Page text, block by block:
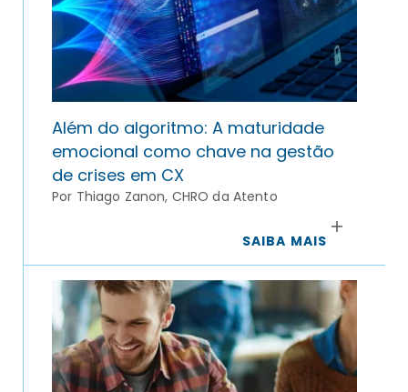
Além do algoritmo: A maturidade
emocional como chave na gestão
de crises em CX
Por Thiago Zanon, CHRO da Atento
SAIBA MAIS